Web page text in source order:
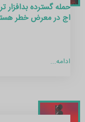
اج در معرض خطر
ادامه...